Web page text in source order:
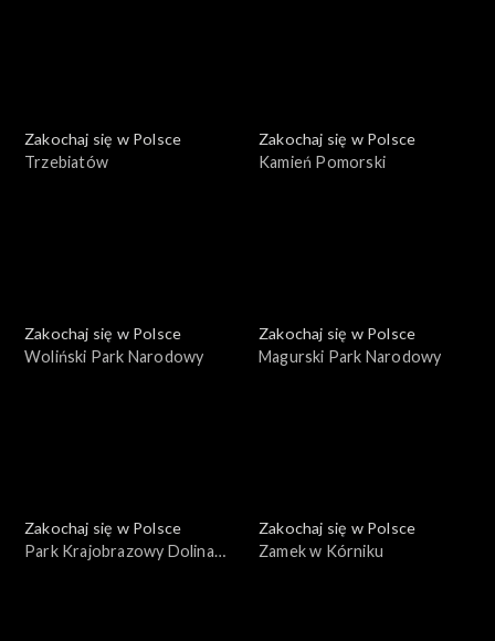
Zakochaj się w Polsce
Trzebiatów
Zakochaj się w Polsce
Kamień Pomorski
Zakochaj się w Polsce
Woliński Park Narodowy
Zakochaj się w Polsce
Magurski Park Narodowy
Zakochaj się w Polsce
Park Krajobrazowy Dolina
Zakochaj się w Polsce
Zamek w Kórniku